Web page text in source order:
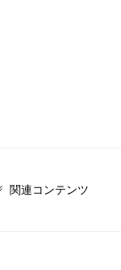
関連コンテンツ